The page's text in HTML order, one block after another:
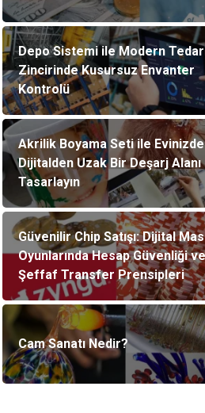
Depo Sistemi ile Modern
Zincirinde Kusursuz Envanter
Kontrolü
Akrilik Boyama Seti ile Evinizde
Dijitalden Uzak Bir Deşarj Alanı
Tasarlayın
Güvenilir Chip Satışı: Dijital
Oyunlarında Hesap Güvenliği ve
Şeffaf Transfer Prensipleri
Cam Sanatı Nedir?